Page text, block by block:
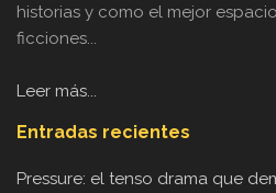
historias y como el mejor
ficciones...
Leer más...
Entradas recientes
Pressure: el tenso drama que